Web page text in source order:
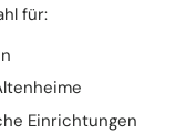
für:
Einrichtungen